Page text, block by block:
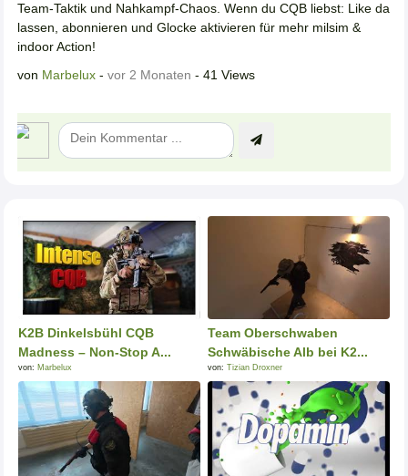
Team-Taktik und Nahkampf-Chaos. Wenn du CQB liebst: Like da
lassen, abonnieren und Glocke aktivieren für mehr milsim &
indoor Action!
von Marbelux - vor 2 Monaten - 41 Views
K2B Dinkelsbühl CQB
Madness – Non-Stop A...
von: Marbelux
Team Oberschwaben
Schwäbische Alb bei K2...
von: Tizian Droxner